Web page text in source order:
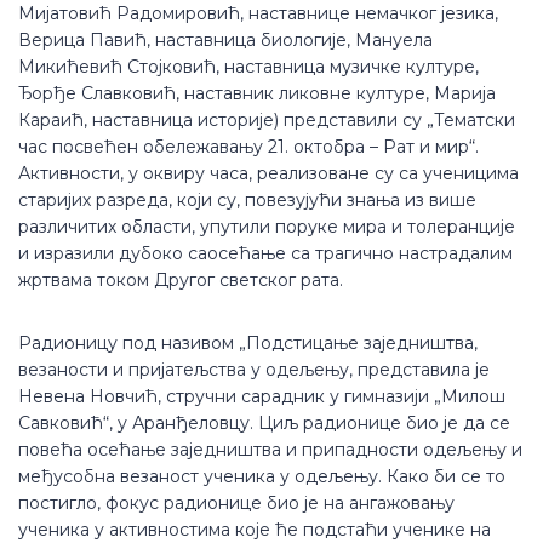
Мијатовић Радомировић, наставнице немачког језика,
Верица Павић, наставница биологије, Мануела
Микићевић Стојковић, наставница музичке културе,
Ђорђе Славковић, наставник ликовне културе, Марија
Караић, наставница историје) представили су „Тематски
час посвећен обележавању 21. октобра – Рат и мир“.
Активности, у оквиру часа, реализоване су са ученицима
старијих разреда, који су, повезујући знања из више
различитих области, упутили поруке мира и толеранције
и изразили дубоко саосећање са трагично настрадалим
жртвама током Другог светског рата.
Радионицу под називом „Подстицање заједништва,
везаности и пријатељства у одељењу, представила је
Невена Новчић, стручни сарадник у гимназији „Милош
Савковић“, у Аранђеловцу. Циљ радионице био је да се
повећа осећање заједништва и припадности одељењу и
међусобна везаност ученика у одељењу. Како би се то
постигло, фокус радионице био је на ангажовању
ученика у активностима које ће подстаћи ученике на